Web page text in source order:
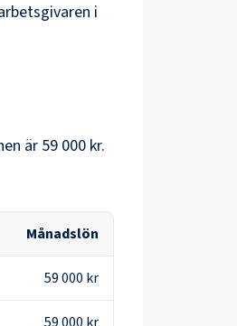
i
är 59 000 kr.
Månadslön
59 000 kr